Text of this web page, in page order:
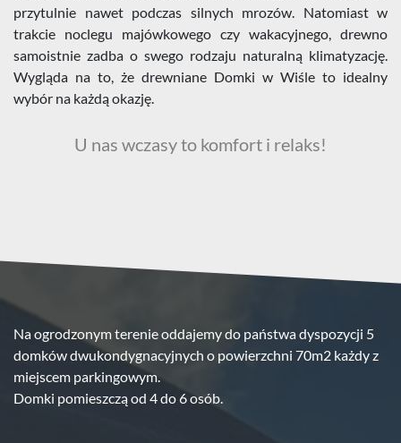
przytulnie nawet podczas silnych mrozów. Natomiast w
trakcie noclegu majówkowego czy wakacyjnego, drewno
samoistnie zadba o swego rodzaju naturalną klimatyzację.
Wygląda na to, że drewniane Domki w Wiśle to idealny
wybór na każdą okazję.
U nas wczasy to komfort i relaks!
Na ogrodzonym terenie oddajemy do państwa dyspozycji 5
domków dwukondygnacyjnych o powierzchni 70m2 każdy z
miejscem parkingowym.
Domki pomieszczą od 4 do 6 osób.